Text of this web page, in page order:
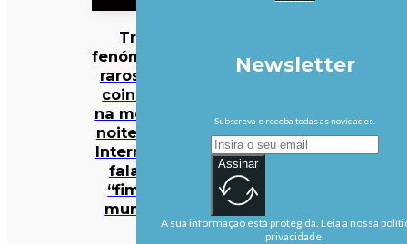
Três
fenómenos
raros vão
coincidir
na mesma
noite… e a
Internet já
fala no
“fim do
mundo”
Newsletter
Subscreva e receba todas as novidades.
Assinar
A sua informação está protegida. Leia a nossa
privacidade.